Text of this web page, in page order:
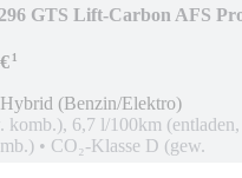
GTS Lift-Carbon AFS
¹
Hybrid (Benzin/Elektro)
6,7 l/100km (entladen,
• CO₂-Klasse D (gew.